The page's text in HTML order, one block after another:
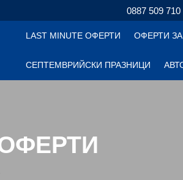
0887 509 710
LAST MINUTE ОФЕРТИ ОФЕРТИ
СЕПТЕМВРИЙСКИ ПРАЗНИЦИ
ОФЕРТИ